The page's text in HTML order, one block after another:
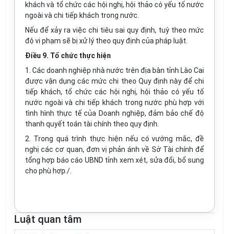
khách và tổ chức các hội nghị, hội thảo có yếu tố nước
ngoài và chi tiếp khách trong nước.
Nếu để xảy ra việc chi tiêu sai quy định, tuỳ theo mức
độ vi phạm sẽ bị xử lý theo quy định của pháp luật.
Điều 9. Tổ chức thực hiện
1. Các doanh nghiệp nhà nước trên địa bàn tỉnh Lào Cai
được vận dụng các mức chi theo Quy định này để chi
tiếp khách, tổ chức các hội nghị, hội thảo có yếu tố
nước ngoài và chi tiếp khách trong nước phù hợp với
tình hình thực tế của Doanh nghiệp, đảm bảo chế độ
thanh quyết toán tài chính theo quy định.
2. Trong quá trình thực hiện nếu có vướng mắc, đề
nghị các cơ quan, đơn vị phản ánh về Sở Tài chính để
tổng hợp báo cáo UBND tỉnh xem xét, sửa đổi, bổ sung
cho phù hợp./.
Luật quan tâm